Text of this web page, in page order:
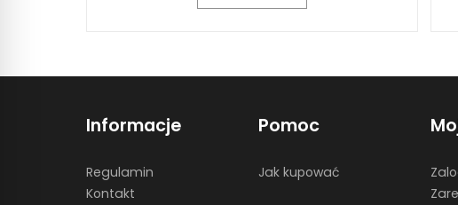
Informacje
Regulamin
Kontakt
Pomoc
Jak kupować